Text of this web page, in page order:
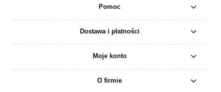
Pomoc
Dostawa i płatności
Moje konto
O firmie